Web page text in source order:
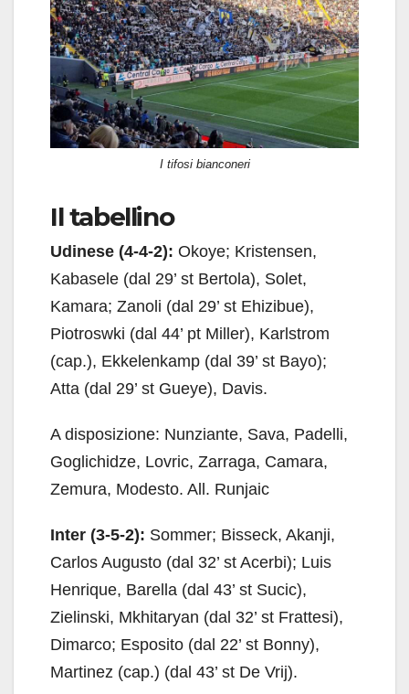
I tifosi bianconeri
Il tabellino
Udinese (4-4-2): Okoye; Kristensen,
Kabasele (dal 29’ st Bertola), Solet,
Kamara; Zanoli (dal 29’ st Ehizibue),
Piotroswki (dal 44’ pt Miller), Karlstrom
(cap.), Ekkelenkamp (dal 39’ st Bayo);
Atta (dal 29’ st Gueye), Davis.
A disposizione: Nunziante, Sava, Padelli,
Goglichidze, Lovric, Zarraga, Camara,
Zemura, Modesto. All. Runjaic
Inter (3-5-2): Sommer; Bisseck, Akanji,
Carlos Augusto (dal 32’ st Acerbi); Luis
Henrique, Barella (dal 43’ st Sucic),
Zielinski, Mkhitaryan (dal 32’ st Frattesi),
Dimarco; Esposito (dal 22’ st Bonny),
Martinez (cap.) (dal 43’ st De Vrij).